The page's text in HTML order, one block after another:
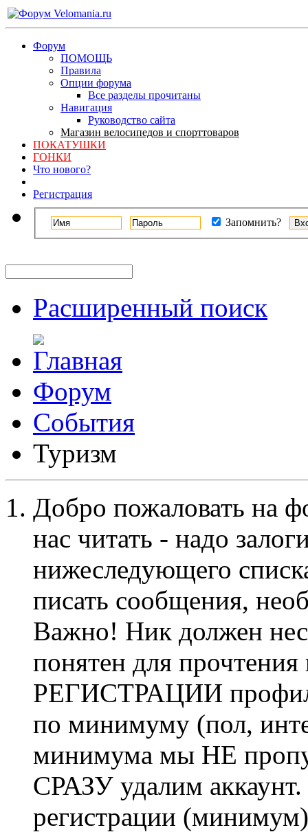
Форум
ПОМОЩЬ
Правила
Опции форума
Все разделы прочитаны
Навигация
Руководство сайта
Магазин велосипедов и спорттоваров
ПОКАТУШКИ
ГОНКИ
Что нового?
Регистрация
Запомнить?
Расширенный поиск
Форум
События
Туризм
Добро пожаловать на
нас читать - надо
нижеследующего
писать сообщения,
Важно! Ник должен
понятен для
РЕГИСТРАЦИИ профиль
по минимуму (пол,
минимума мы НЕ
СРАЗУ удалим
регистрации